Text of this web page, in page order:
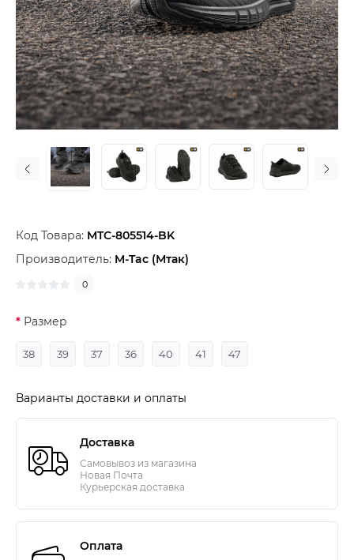
Код Товара: MTC-805514-BK
Производитель: M-Tac (Мтак)
0
Размер
38 39 37 36 40 41 47
Варианты доставки и оплаты
Доставка
Самовывоз из магазина
Новая Почта
Курьерская доставка
Оплата